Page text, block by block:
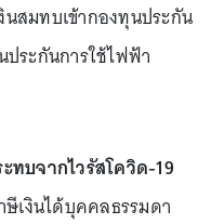
นสมทบเข้ากองทุนประกัน
ระกันการใช้ไฟฟ้า
ทบจากไวรัสโควิด-19
ษีเงินได้บุคคลธรรมดา